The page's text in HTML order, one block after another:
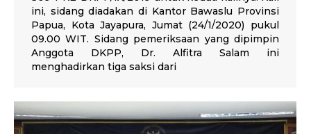
ini, sidang diadakan di Kantor Bawaslu Provinsi
Papua, Kota Jayapura, Jumat (24/1/2020) pukul
09.00 WIT. Sidang pemeriksaan yang dipimpin
Anggota DKPP, Dr. Alfitra Salam ini
menghadirkan tiga saksi dari